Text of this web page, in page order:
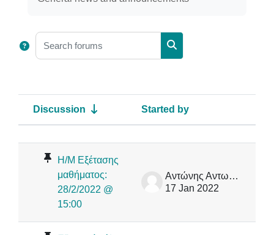
Search forums
Search forums
Status
Discussion Started by
Η/Μ Εξέτασης
μαθήματος:
28/2/2022 @
15:00
Αντώνης Αντωνόπουλος
17 Jan 2022